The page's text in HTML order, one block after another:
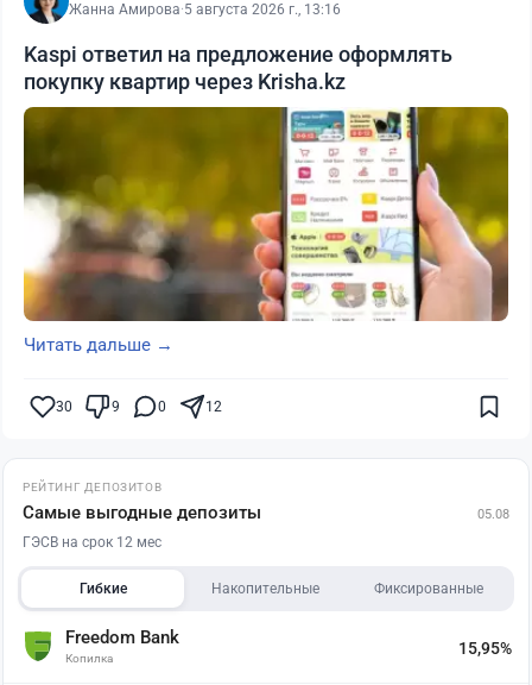
Жанна Амирова·5 августа 2026 г., 13:16
Kaspi ответил на предложение оформлять
покупку квартир через Krisha.kz
Читать дальше →
30 9 0 12
РЕЙТИНГ ДЕПОЗИТОВ
Самые выгодные депозиты 05.08
ГЭСВ на срок 12 мес
Гибкие Накопительные Фиксированные
Freedom Bank
Копилка
15,95%